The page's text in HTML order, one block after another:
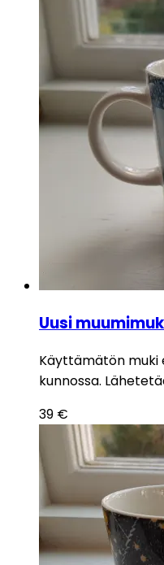
Uusi
Käyttämätön muki
kunnossa.
39 €